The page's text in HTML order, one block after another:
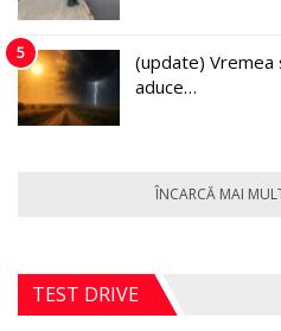
5
(update) Vremea
aduce…
ÎNCARCĂ MAI
TEST DRIVE